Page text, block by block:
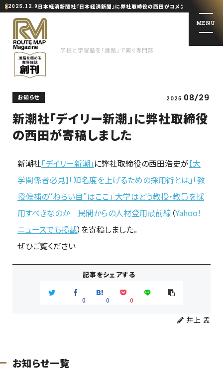
2025.12.9 日本経済新聞社『日本経済新聞』に弊社取締役の西田がコメント提供しました
学校と学習塾を「進路」で繋ぐ専門誌
MENU
お知らせ 2025 08/29
新潮社「デイリー新潮」に弊社取締役
の西田が寄稿しました
新潮社「デイリー新潮」に弊社取締役の西田浩史が【大
学関係者必見】「知名度を上げるための採用術とは」「教
授候補の“ねらい目”はここ」 大学はどう教授・教員を採
用すべきなのか 民間からの人材登用最前線 （Yahoo!
ニュースでも掲載）を寄稿しました。
ぜひご覧ください
記事をシェアする
0 0 0
井上 孟
お知らせ一覧
学校と学習塾を「進路」で繋ぐ専門誌
特集記事